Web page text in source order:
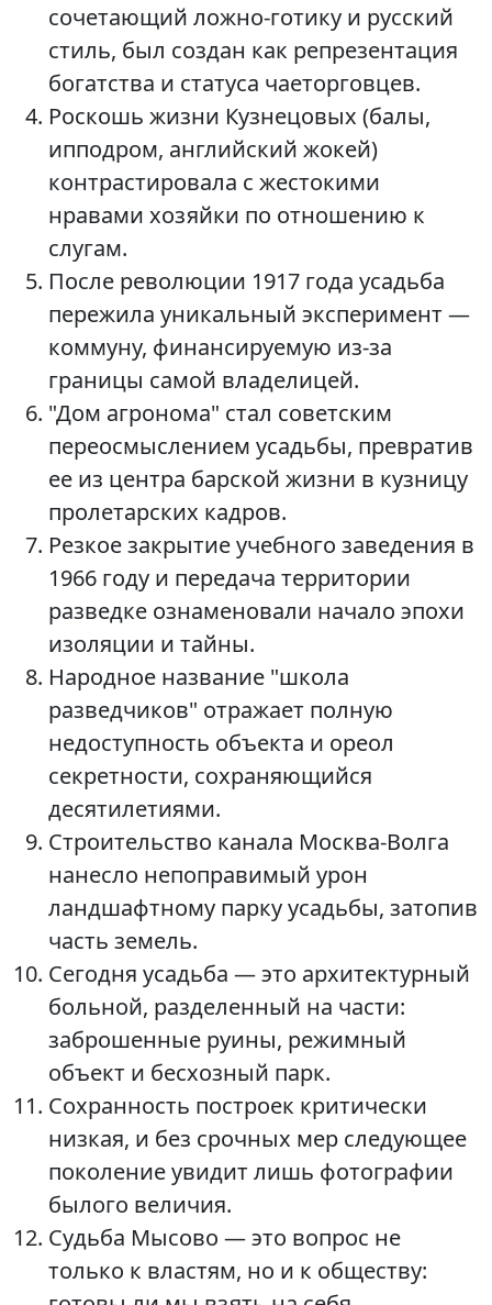
сочетающий ложно-готику и русский
стиль, был создан как репрезентация
богатства и статуса чаеторговцев.
Роскошь жизни Кузнецовых (балы,
ипподром, английский жокей)
контрастировала с жестокими
нравами хозяйки по отношению к
слугам.
После революции 1917 года усадьба
пережила уникальный эксперимент —
коммуну, финансируемую из-за
границы самой владелицей.
"Дом агронома" стал советским
переосмыслением усадьбы, превратив
ее из центра барской жизни в кузницу
пролетарских кадров.
Резкое закрытие учебного заведения в
1966 году и передача территории
разведке ознаменовали начало эпохи
изоляции и тайны.
Народное название "школа
разведчиков" отражает полную
недоступность объекта и ореол
секретности, сохраняющийся
десятилетиями.
Строительство канала Москва-Волга
нанесло непоправимый урон
ландшафтному парку усадьбы, затопив
часть земель.
Сегодня усадьба — это архитектурный
больной, разделенный на части:
заброшенные руины, режимный
объект и бесхозный парк.
Сохранность построек критически
низкая, и без срочных мер следующее
поколение увидит лишь фотографии
былого величия.
Судьба Мысово — это вопрос не
только к властям, но и к обществу: